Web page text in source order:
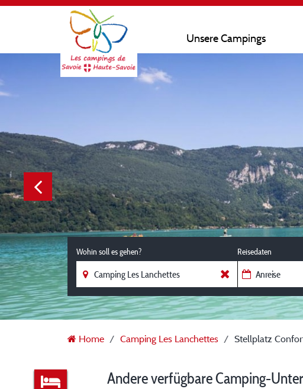
Unsere Campings
Wohin soll es gehen? Reisedaten
Home Camping Les Lanchettes Stellplatz
Andere verfügbare Camping-